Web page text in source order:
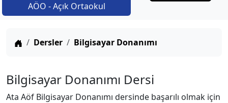
AÖO - Açık Ortaokul
Anasayfa
Dersler Bilgisayar Donanımı
Bilgisayar Donanımı Dersi
Ata Aöf Bilgisayar Donanımı dersinde başarılı olmak için